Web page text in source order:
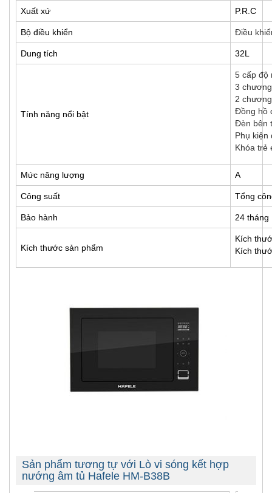
Xuất xứ P.R.C
Bộ điều khiển Điều
Dung tích 32L
Tính năng nổi bật
5 cấp độ
3
2
Đồng hồ
Đèn bên
Phụ kiện
Khóa trẻ
Mức năng lượng A
Công suất Tổng
Bảo hành 24 tháng
Kích thước sản phẩm
Kích
Kích
Sản phẩm tương tự với Lò vi sóng kết hợp
nướng âm tủ Hafele HM-B38B